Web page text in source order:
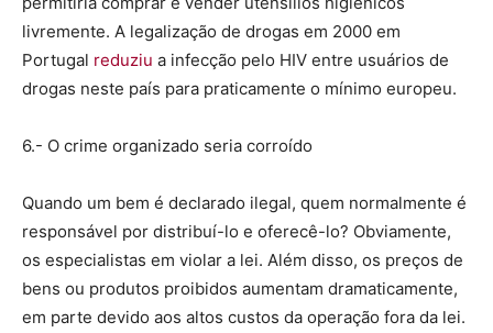
livremente. A legalização de drogas em 2000 em
Portugal reduziu a infecção pelo HIV entre usuários de
drogas neste país para praticamente o mínimo europeu.
6.- O crime organizado seria corroído
Quando um bem é declarado ilegal, quem normalmente é
responsável por distribuí-lo e oferecê-lo? Obviamente,
os especialistas em violar a lei. Além disso, os preços de
bens ou produtos proibidos aumentam dramaticamente,
em parte devido aos altos custos da operação fora da lei.